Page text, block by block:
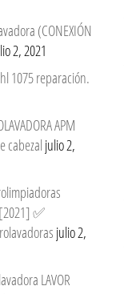
(CONEXIÓN
2, 2021
1075 reparación.
APM
cabezal julio 2,
[2021] ✅
julio 2,
LAVOR